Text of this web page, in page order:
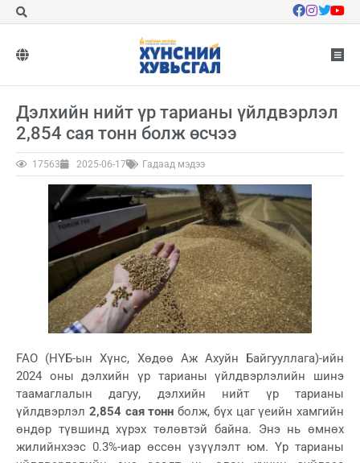
Дэлхийн нийт үр тарианы үйлдвэрлэл
2,854 сая тонн болж өсчээ
17563 2025-06-17 Гадаад мэдээ
FAO (НҮБ-ын Хүнс, Хөдөө Аж Ахуйн Байгууллага)-ийн
2024 оны дэлхийн үр тарианы үйлдвэрлэлийн шинэ
таамаглалын дагуу, дэлхийн нийт үр тарианы
үйлдвэрлэл 2,854 сая тонн болж, бүх цаг үеийн хамгийн
өндөр түвшинд хүрэх төлөвтэй байна. Энэ нь өмнөх
жилийнхээс 0.3%-иар өссөн үзүүлэлт юм. Үр тарианы